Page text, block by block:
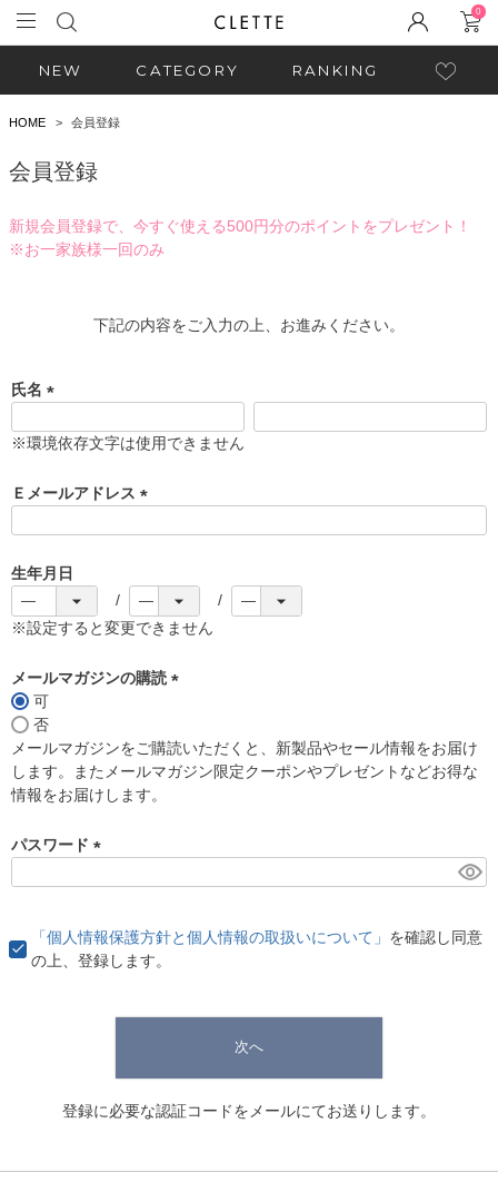
0
NEW CATEGORY RANKING
HOME 会員登録
会員登録
新規会員登録で、今すぐ使える500円分のポイントをプレゼント！
※お一家族様一回のみ
下記の内容をご入力の上、お進みください。
氏名
必
)
※環境依存文字は使用できません
Ｅメールアドレス
)
生年月日
※設定すると変更できません
メールマガジンの購読
須
)
可
否
メールマガジンをご購読いただくと、新製品やセール情報をお届け
します。またメールマガジン限定クーポンやプレゼントなどお得な
情報をお届けします。
パスワード
)
「個人情報保護方針と個人情報の取扱いについて」 を確認し同意
の上、登録します。
次へ
登録に必要な認証コードをメールにてお送りします。